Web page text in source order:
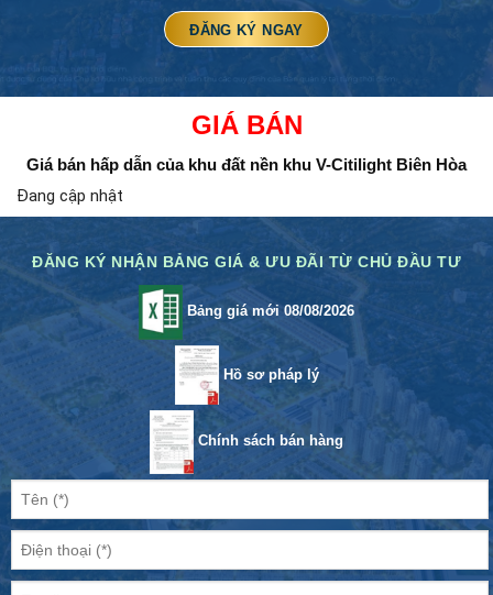
GIÁ BÁN
Giá bán hấp dẫn của khu đất nền khu V-Citilight Biên Hòa
Đang cập nhật
ĐĂNG KÝ NHẬN BẢNG GIÁ & ƯU ĐÃI TỪ CHỦ ĐẦU TƯ
Bảng giá mới 08/08/2026
Hồ sơ pháp lý
Chính sách bán hàng